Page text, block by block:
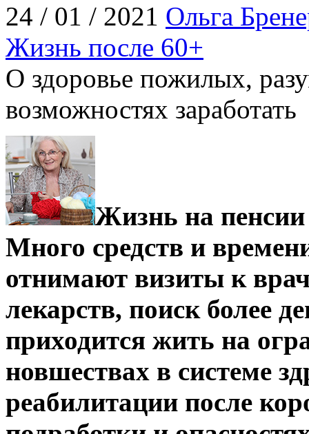
24 / 01 / 2021 Ольга
Жизнь после 60+
О здоровье пожилых,
возможностях заработать
Жизнь на пенсии
Много средств и
отнимают визиты к
лекарств, поиск более
приходится жить на
новшествах в системе
реабилитации после